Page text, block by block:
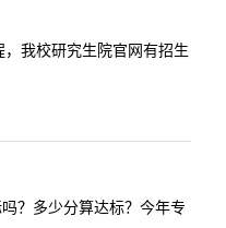
我校研究生院官网有招生
？多少分算达标？今年专